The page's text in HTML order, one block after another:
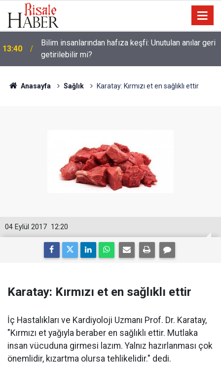
13:00 Katil israil, Dr. Ebu Safiyye’yi işkence ile öldürecek
Anasayfa Sağlık Karatay: Kırmızı et en sağlıklı ettir
12:20
04 Eylül 2017
Karatay: Kırmızı et en sağlıklı ettir
İç Hastalıkları ve Kardiyoloji Uzmanı Prof. Dr. Karatay,
"Kırmızı et yağıyla beraber en sağlıklı ettir. Mutlaka
insan vücuduna girmesi lazım. Yalnız hazırlanması çok
önemlidir, kızartma olursa tehlikelidir." dedi.